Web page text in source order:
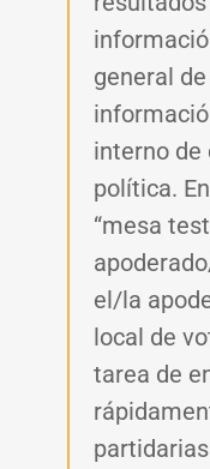
general
interno de
política.
“mesa
el/la
local de
tarea de